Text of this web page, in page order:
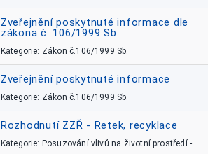
Zveřejnění poskytnuté informace dle
zákona č. 106/1999 Sb.
Kategorie: Zákon č.106/1999 Sb.
Zveřejnění poskytnuté informace
Kategorie: Zákon č.106/1999 Sb.
Rozhodnutí ZZŘ - Retek, recyklace
Kategorie: Posuzování vlivů na životní prostředí -